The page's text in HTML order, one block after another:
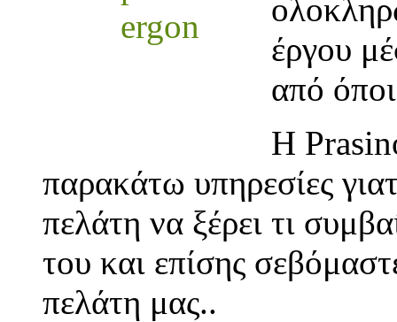
έργου
από
Η
παρακάτω υπηρεσίες
πελάτη να ξέρει τι
του και επίσης
πελάτη μας..